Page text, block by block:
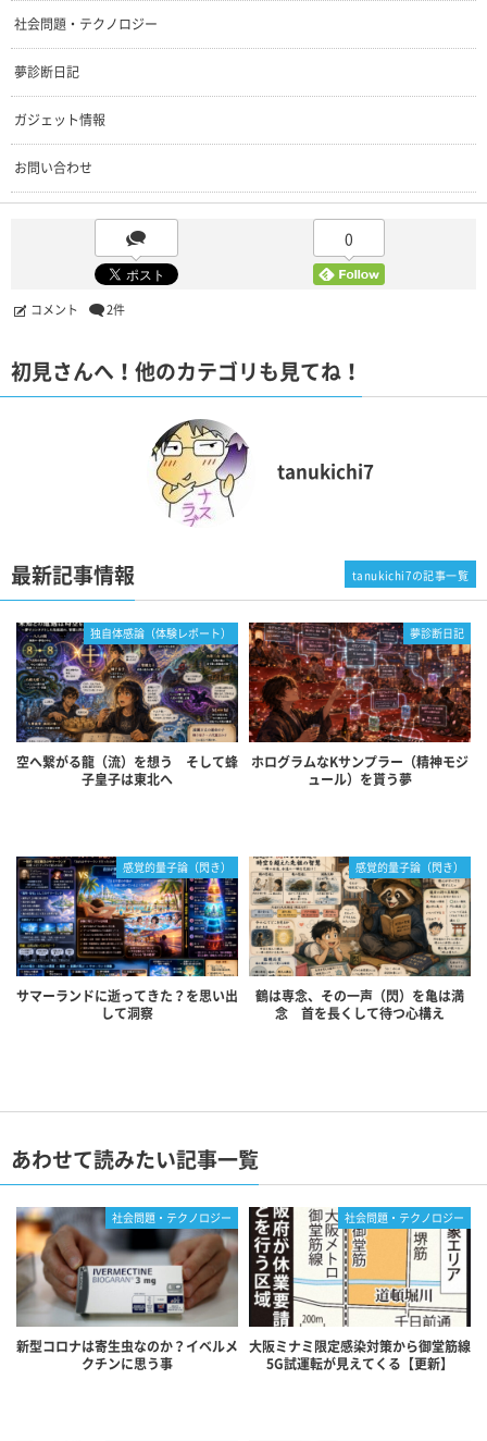
社会問題・テクノロジー
夢診断日記
ガジェット情報
お問い合わせ
0
コメント 2件
初見さんへ！他のカテゴリも見てね！
tanukichi7
最新記事情報
独自体感論（体験レポート）
空へ繋がる龍（流）を想う そして蜂
子皇子は東北へ
夢診断日記
ホログラムなKサンプラー（精神モジ
ュール）を貰う夢
感覚的量子論（閃き）
サマーランドに逝ってきた？を思い出
して洞察
感覚的量子論（閃き）
鶴は専念、その一声（閃）を亀は満
念 首を長くして待つ心構え
tanukichi7の記事一覧
あわせて読みたい記事一覧
社会問題・テクノロジー
新型コロナは寄生虫なのか？イベルメ
クチンに思う事
社会問題・テクノロジー
大阪ミナミ限定感染対策から御堂筋線
5G試運転が見えてくる【更新】